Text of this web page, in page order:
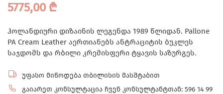
5775,00 ₾
ჰოლანდიური დიზაინის ლეგენდა 1989 წლიდან. Pallone
PA Cream Leather აერთიანებს ანტრაციტის ბუკლეს
საჯდომს და რბილი კრემისფერი ტყავის საზურგეს.
უფასო მიწოდება თბილისის მასშტაბით
გაიარეთ კონსულტაცია ჩვენ კონსულტანტთან: 596 14 99